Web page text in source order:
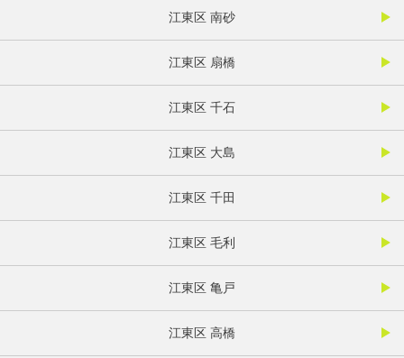
江東区 南砂
江東区 扇橋
江東区 千石
江東区 大島
江東区 千田
江東区 毛利
江東区 亀戸
江東区 高橋